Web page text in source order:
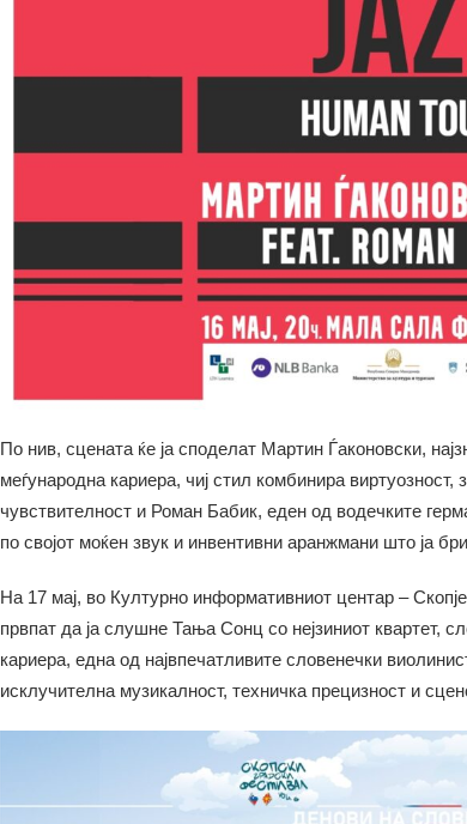
По нив, сцената ќе ја споделат Мартин Ѓаконовски,
меѓународна кариера, чиј стил комбинира виртуозност,
чувствителност и Роман Бабик, еден од водечките
по својот моќен звук и инвентивни аранжмани што ја
На 17 мај, во Културно информативниот центар –
првпат да ја слушне Тања Сонц со нејзиниот квартет,
кариера, една од највпечатливите словенечки
исклучителна музикалност, техничка прецизност и